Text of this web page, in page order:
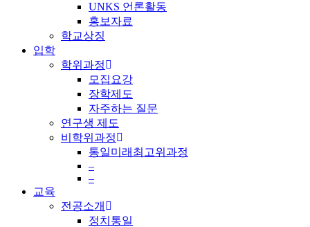
UNKS 언론활동
홍보자료
학교상징
입학
학위과정
모집요강
장학제도
자주하는 질문
연구생 제도
비학위과정
통일미래최고위과정
–
–
교육
전공소개
정치통일